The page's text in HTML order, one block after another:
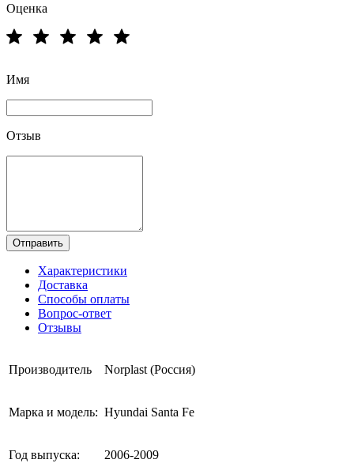
Оценка
Имя
Отзыв
Отправить
Характеристики
Доставка
Способы оплаты
Вопрос-ответ
Отзывы
Производитель Norplast (Россия)
Марка и модель: Hyundai Santa Fe
Год выпуска: 2006-2009